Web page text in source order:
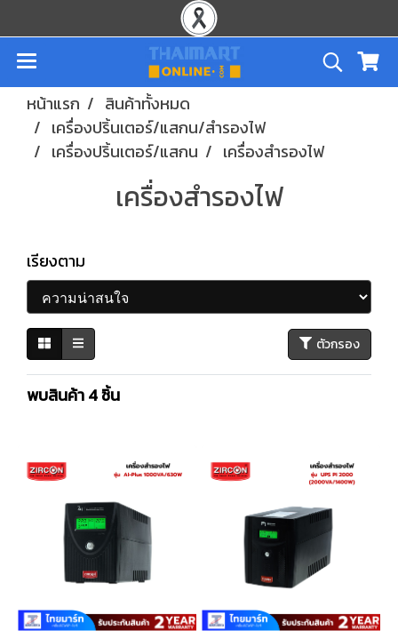
หน้าแรก
สินค้าทั้งหมด
เครื่องปริ้นเตอร์/แสกน/สำรองไฟ
เครื่องปริ้นเตอร์/แสกน
เครื่องสำรองไฟ
เครื่องสำรองไฟ
เรียงตาม
ตัวกรอง
พบสินค้า 4 ชิ้น